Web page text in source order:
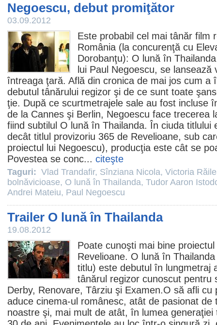
Negoescu, debut promiţător
03.09.2012
Este probabil cel mai tânăr film
România (la concurenţă cu
Dorobanţu): O lună în Thailanda
lui Paul Negoescu, se lansează
întreaga ţară. Află din cronica de mai jos cum a
debutul tânărului regizor şi de ce sunt toate
ţie. După ce scurtmetrajele sale au fost incluse
de la Cannes şi Berlin, Negoescu face trecerea
fiind subtilul O lună în Thailanda. În ciuda titlului
decât titlul provizoriu 365 de Revelioane, sub
proiectul lui Negoescu), producţia este cât se
Povestea se conc... citeşte
Taguri: Vlad Trandafir, Sînziana Nicola, Victoria
bolnăvicioase, O lună în Thailanda, Tudor Aaron
Andrei Mateiu, Paul Negoescu
Trailer O lună în Thailanda
19.08.2012
Poate cunoşti mai bine
Revelioane. O lună în Thailanda
titlu) este debutul în lungmetraj
tânărul regizor cunoscut pentru
Derby, Renovare, Târziu şi Examen.O să afli cu
aduce cinema-ul românesc, atât de pasionat de
noastre şi, mai mult de atât, în lumea